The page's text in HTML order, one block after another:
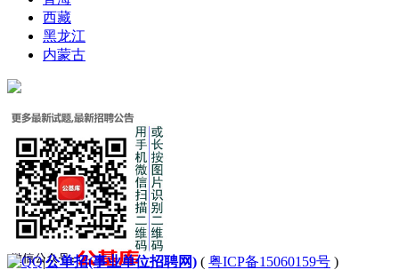
西藏
黑龙江
内蒙古
|公单招(事业单位招聘网) ( 粤ICP备15060159号 )